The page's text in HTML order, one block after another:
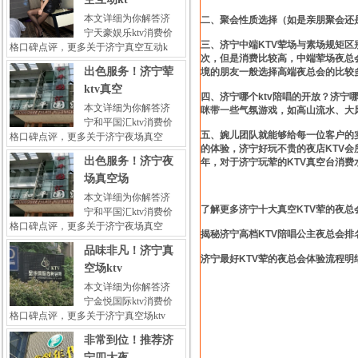
本文详细为你解答济
宁天豪娱乐ktv消费价
格口碑点评，更多关于济宁真空互动k
出色服务！济宁荤
ktv真空
本文详细为你解答济
宁和平国汇ktv消费价
格口碑点评，更多关于济宁夜场真空
出色服务！济宁夜
场真空场
本文详细为你解答济
宁和平国汇ktv消费价
格口碑点评，更多关于济宁夜场真空
品味非凡！济宁真
空场ktv
本文详细为你解答济
宁金悦国际ktv消费价
格口碑点评，更多关于济宁真空场ktv
非常到位！推荐济
二、聚会性质选择（如是亲朋聚会
三、济宁中端KTV荤场与素场规矩
次，但是消费比较高，中端荤场夜
境的朋友一般选择高端夜总会的比
四、济宁哪个ktv陪唱的开放？济宁
咪带一些气氛游戏，如高山流水、大
五、婉儿团队就能够给每一位客户
的体验，济宁好玩不贵的夜店KTV
年，对于济宁玩荤的KTV真空台消
了解更多济宁十大真空KTV荤的夜
揭秘济宁高档KTV陪唱公主夜总会
济宁最好KTV荤的夜总会体验流程